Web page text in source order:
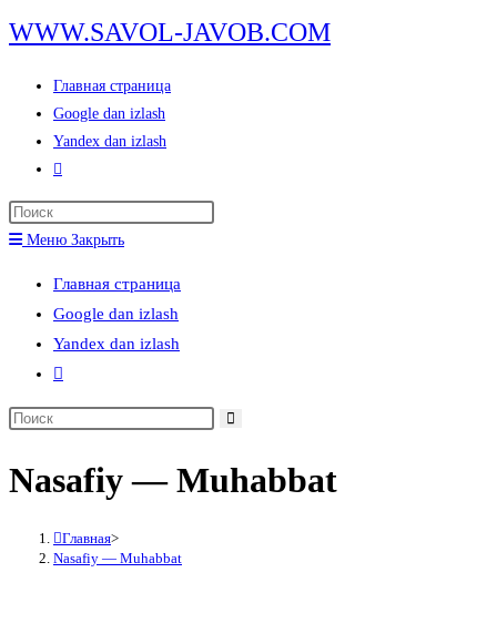
Перейти
к
содержимому
WWW.SAVOL-JAVOB.COM
Главная страница
Google dan izlash
Yandex dan izlash
Переключить
по
веб-
сайту
Меню Закрыть
Главная страница
Google dan izlash
Yandex dan izlash
Переключить
по
сайту
Поиск
сайте
Nasafiy — Muhabbat
Главная>
Nasafiy — Muhabbat